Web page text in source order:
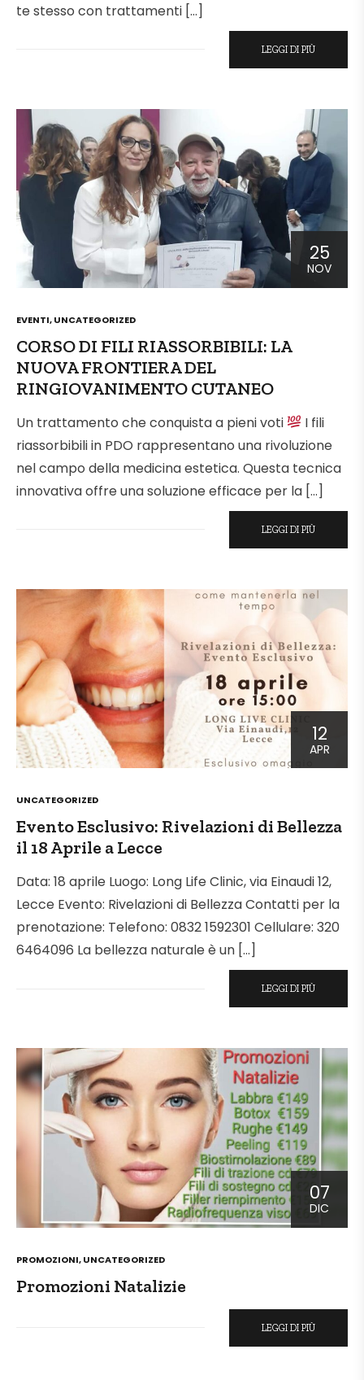
te stesso con trattamenti […]
LEGGI DI PIÙ
25
NOV
POSTED
EVENTI,UNCATEGORIZED
CORSO DI FILI RIASSORBIBILI: LA
NUOVA FRONTIERA DEL
RINGIOVANIMENTO CUTANEO
Un trattamento che conquista a pieni voti
I fili
riassorbibili in PDO rappresentano una rivoluzione
nel campo della medicina estetica. Questa tecnica
innovativa offre una soluzione efficace per la […]
LEGGI DI PIÙ
12
APR
POSTED
UNCATEGORIZED
Evento Esclusivo: Rivelazioni di Bellezza
il 18 Aprile a Lecce
Data: 18 aprile Luogo: Long Life Clinic, via Einaudi 12,
Lecce Evento: Rivelazioni di Bellezza Contatti per la
prenotazione: Telefono: 0832 1592301 Cellulare: 320
6464096 La bellezza naturale è un […]
LEGGI DI PIÙ
07
DIC
POSTED
PROMOZIONI,UNCATEGORIZED
Promozioni Natalizie
LEGGI DI PIÙ